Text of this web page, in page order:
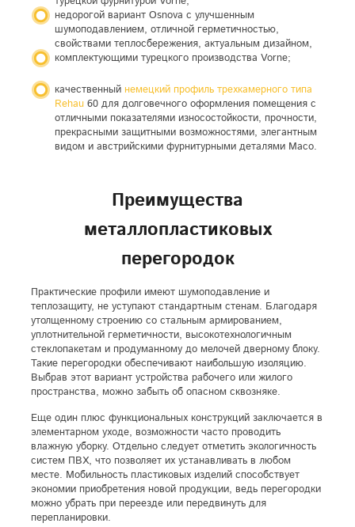
недорогой вариант Osnova с улучшенным
шумоподавлением, отличной герметичностью,
свойствами теплосбережения, актуальным дизайном,
комплектующими турецкого производства Vorne;
качественный немецкий профиль трехкамерного типа
Rehau 60 для долговечного оформления помещения с
отличными показателями износостойкости, прочности,
прекрасными защитными возможностями, элегантным
видом и австрийскими фурнитурными деталями Maco.
Преимущества
металлопластиковых
перегородок
Практические профили имеют шумоподавление и
теплозащиту, не уступают стандартным стенам. Благодаря
утолщенному строению со стальным армированием,
уплотнительной герметичности, высокотехнологичным
стеклопакетам и продуманному до мелочей дверному блоку.
Такие перегородки обеспечивают наибольшую изоляцию.
Выбрав этот вариант устройства рабочего или жилого
пространства, можно забыть об опасном сквозняке.
Еще один плюс функциональных конструкций заключается в
элементарном уходе, возможности часто проводить
влажную уборку. Отдельно следует отметить экологичность
систем ПВХ, что позволяет их устанавливать в любом
месте. Мобильность пластиковых изделий способствует
экономии приобретения новой продукции, ведь перегородки
можно убрать при переезде или передвинуть для
перепланировки.